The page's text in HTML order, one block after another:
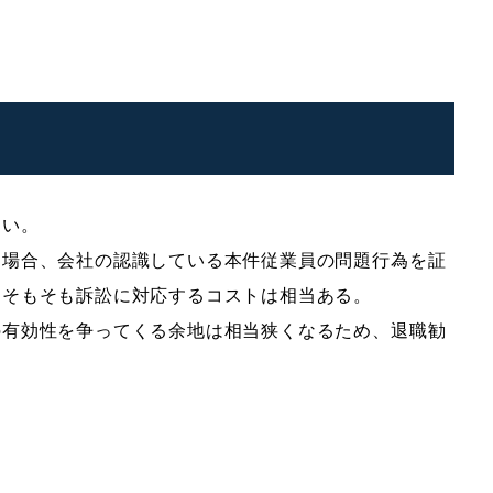
。
合、会社の認識している本件従業員の問題行為を証
もそも訴訟に対応するコストは相当ある。
効性を争ってくる余地は相当狭くなるため、退職勧